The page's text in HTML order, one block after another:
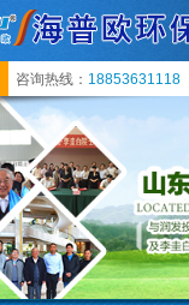
咨询热线： 18853631118